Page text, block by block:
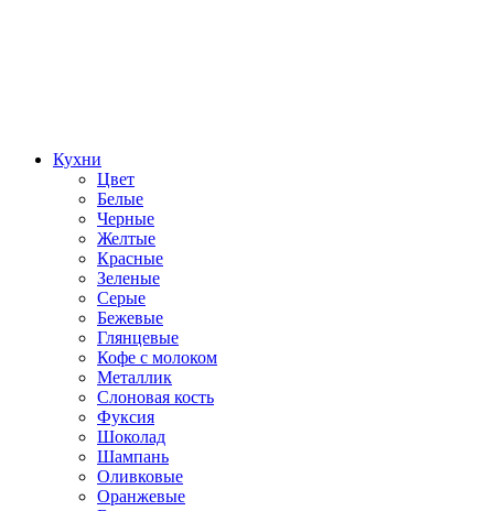
Кухни
Цвет
Белые
Черные
Желтые
Красные
Зеленые
Серые
Бежевые
Глянцевые
Кофе с молоком
Металлик
Слоновая кость
Фуксия
Шоколад
Шампань
Оливковые
Оранжевые